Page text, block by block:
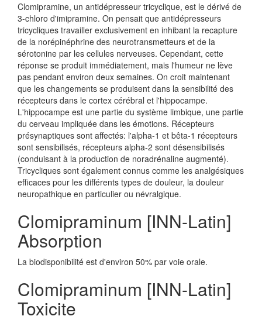
Clomipramine, un antidépresseur tricyclique, est le dérivé de
3-chloro d'imipramine. On pensait que antidépresseurs
tricycliques travailler exclusivement en inhibant la recapture
de la norépinéphrine des neurotransmetteurs et de la
sérotonine par les cellules nerveuses. Cependant, cette
réponse se produit immédiatement, mais l'humeur ne lève
pas pendant environ deux semaines. On croit maintenant
que les changements se produisent dans la sensibilité des
récepteurs dans le cortex cérébral et l'hippocampe.
L'hippocampe est une partie du système limbique, une partie
du cerveau impliquée dans les émotions. Récepteurs
présynaptiques sont affectés: l'alpha-1 et bêta-1 récepteurs
sont sensibilisés, récepteurs alpha-2 sont désensibilisés
(conduisant à la production de noradrénaline augmenté).
Tricycliques sont également connus comme les analgésiques
efficaces pour les différents types de douleur, la douleur
neuropathique en particulier ou névralgique.
Clomipraminum [INN-Latin]
Absorption
La biodisponibilité est d'environ 50% par voie orale.
Clomipraminum [INN-Latin]
Toxicite